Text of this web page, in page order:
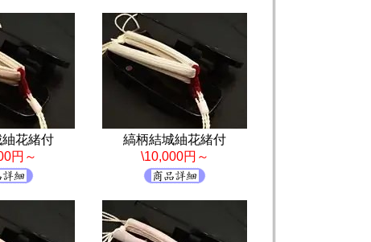
花緒付
円～
縞柄結城紬花緒付
\10,000円～